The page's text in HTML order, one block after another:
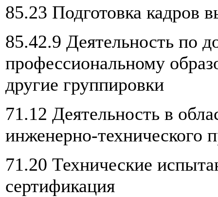
85.23 Подготовка кадров
85.42.9 Деятельность по
профессиональному
другие группировки
71.12 Деятельность в
инженерно-технического
71.20 Технические
сертификация